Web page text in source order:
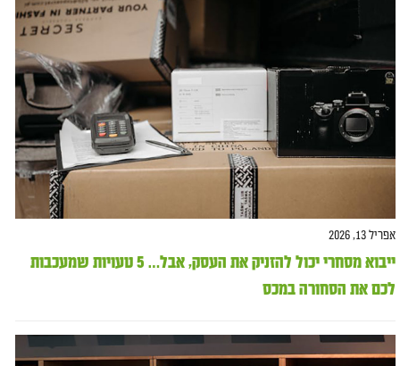
אפריל 13, 2026
ייבוא מסחרי יכול להזניק את העסק, אבל… 5 טעויות שמעכבות
לכם את הסחורה במכס